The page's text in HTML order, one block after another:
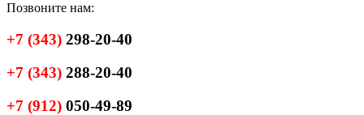
Позвоните нам:
+7 (343) 298-20-40
+7 (343) 288-20-40
+7 (912) 050-49-89